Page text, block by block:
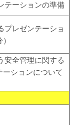
ーションの準備
レゼンテーショ
全管理に関する
ションについて